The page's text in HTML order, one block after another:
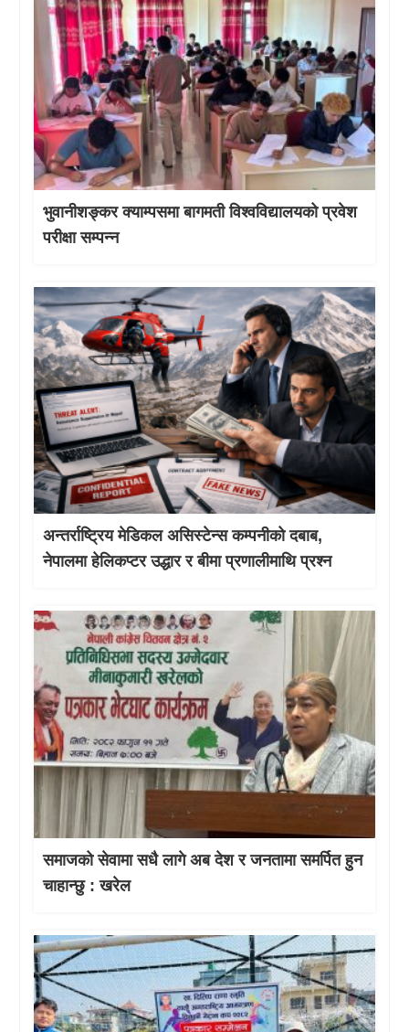
भुवानीशङ्कर क्याम्पसमा बागमती विश्वविद्यालयको प्रवेश
परीक्षा सम्पन्न
अन्तर्राष्ट्रिय मेडिकल असिस्टेन्स कम्पनीको दबाब,
नेपालमा हेलिकप्टर उद्धार र बीमा प्रणालीमाथि प्रश्न
समाजको सेवामा सधै लागे अब देश र जनतामा समर्पित हुन
चाहान्छु : खरेल